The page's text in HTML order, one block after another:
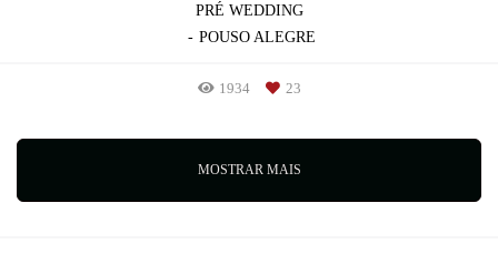
PRÉ WEDDING
POUSO ALEGRE
1934 23
MOSTRAR MAIS